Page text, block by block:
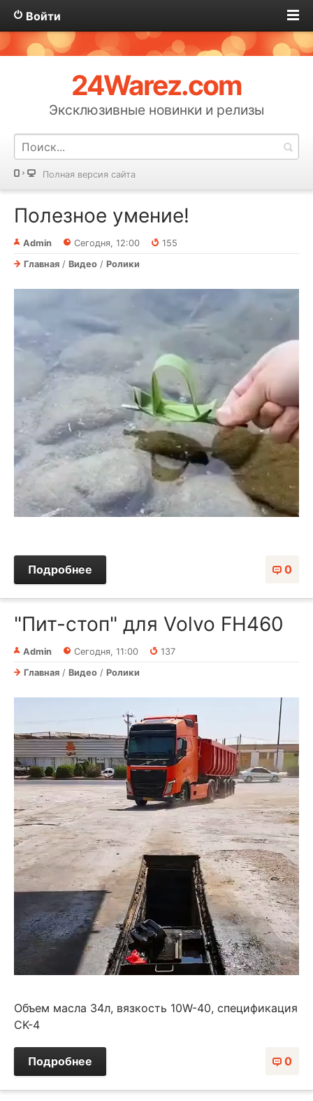
Войти
24Warez.com
Эксклюзивные новинки и релизы
Полная версия сайта
Полезное умение!⁠⁠
Admin Сегодня, 12:00
155
Главная / Видео / Ролики
0
Подробнее
"Пит-стоп" для Volvo FH460
Admin Сегодня, 11:00
137
Главная / Видео / Ролики
Объем масла 34л, вязкость 10W-40, спецификация
CK-4
0
Подробнее